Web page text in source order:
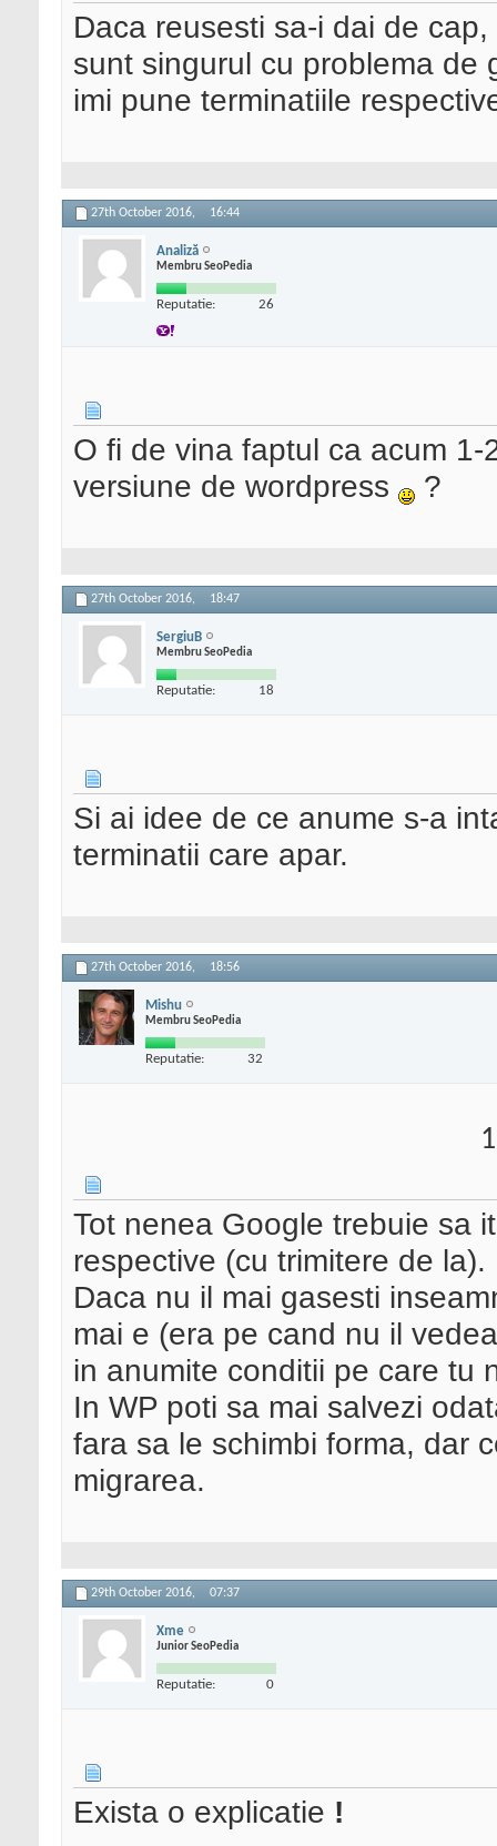
Daca reusesti sa-i dai de
sunt singurul cu problema de
imi pune terminatiile
27th October 2016, 16:44
Analiză
Membru SeoPedia
Reputatie: 26
O fi de vina faptul ca acum
versiune de wordpress
?
27th October 2016, 18:47
SergiuB
Membru SeoPedia
Reputatie: 18
Si ai idee de ce anume s-a
terminatii care apar.
27th October 2016, 18:56
Mishu
Membru SeoPedia
Reputatie: 32
Tot nenea Google trebuie sa
respective (cu trimitere de
Daca nu il mai gasesti
mai e (era pe cand nu il
in anumite conditii pe care tu
In WP poti sa mai salvezi
fara sa le schimbi forma, dar
migrarea.
29th October 2016, 07:37
Xme
Junior SeoPedia
Reputatie: 0
Exista o explicatie !